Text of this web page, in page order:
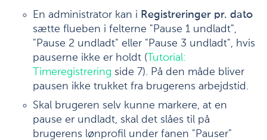
En administrator kan i Registreringer pr. dato
sætte flueben i felterne "Pause 1 undladt",
"Pause 2 undladt" eller "Pause 3 undladt", hvis
pauserne ikke er holdt ( Tutorial:
Timeregistrering side 7). På den måde bliver
pausen ikke trukket fra brugerens arbejdstid.
Skal brugeren selv kunne markere, at en
pause er undladt, skal det slåes til på
brugerens lønprofil under fanen "Pauser"